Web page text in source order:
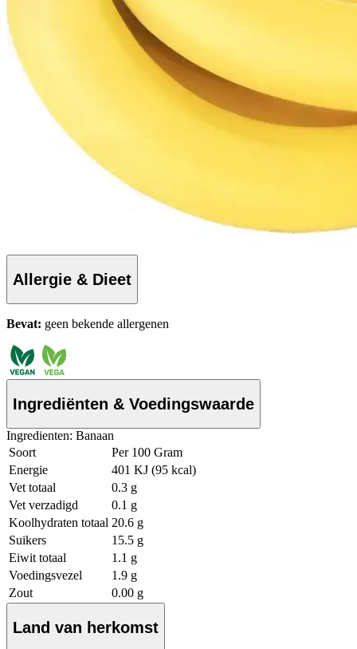
Allergie & Dieet
Bevat: geen bekende allergenen
Ingrediënten & Voedingswaarde
Ingredienten: Banaan
Soort
Per 100 Gram
Energie
401 KJ (95 kcal)
Vet totaal
0.3 g
Vet verzadigd
0.1 g
Koolhydraten totaal 20.6 g
Suikers
15.5 g
Eiwit totaal
1.1 g
Voedingsvezel
1.9 g
Zout
0.00 g
Land van herkomst